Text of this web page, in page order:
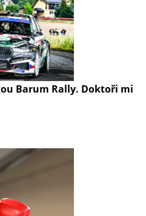
Barum Rally. Doktoři mi